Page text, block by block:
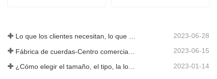
Lo que los clientes necesitan, lo que proporcionamos-Tai an Rope Ltd 2023-06-28
2023-06-15
2023-01-14